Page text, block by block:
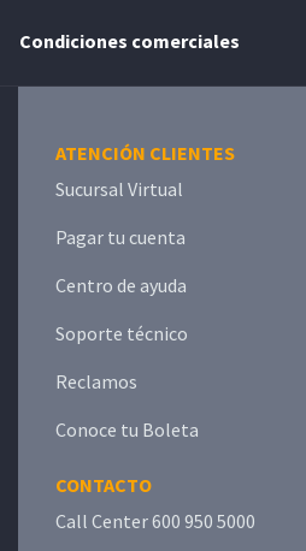
Condiciones comerciales
ATENCIÓN CLIENTES
Sucursal Virtual
Pagar tu cuenta
Centro de ayuda
Soporte técnico
Reclamos
Conoce tu Boleta
CONTACTO
Call Center 600 950 5000